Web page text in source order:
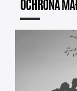
OCHRONA